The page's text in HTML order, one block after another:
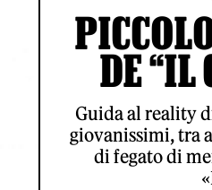
DE “IL
Guida al reality
giovanissimi, tra
di fegato di